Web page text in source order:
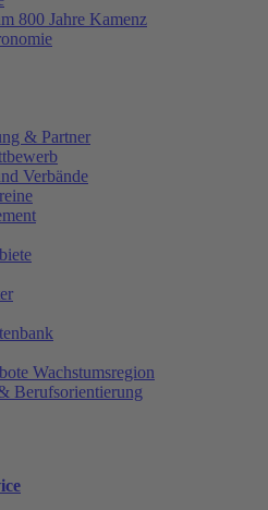
800 Jahre Kamenz
& Partner
Verbände
Wachstumsregion
Berufsorientierung